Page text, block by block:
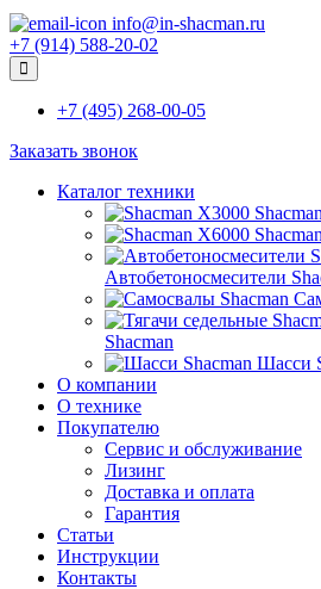
info@in-shacman.ru
+7 (914) 588-20-02
+7 (495) 268-00-05
Заказать звонок
Каталог техники
Автобетоносмесители
Shacman
Шасси
О компании
О технике
Покупателю
Сервис и обслуживание
Лизинг
Доставка и оплата
Гарантия
Статьи
Инструкции
Контакты